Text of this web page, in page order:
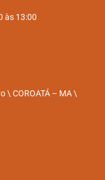
às 13:00
\ COROATÁ – MA \